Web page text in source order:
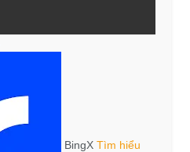
BingX Tìm hiểu